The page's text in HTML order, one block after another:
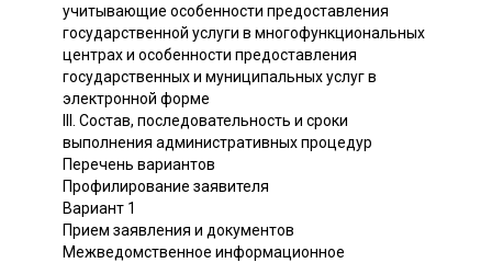
учитывающие особенности предоставления
государственной услуги в многофункциональных
центрах и особенности предоставления
государственных и муниципальных услуг в
электронной форме
III. Состав, последовательность и сроки
выполнения административных процедур
Перечень вариантов
Профилирование заявителя
Вариант 1
Прием заявления и документов
Межведомственное информационное